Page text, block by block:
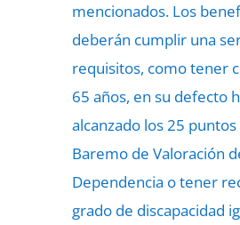
mencionados. Los
deberán cumplir una
requisitos, como tener
65 años, en su defecto
alcanzado los 25 puntos
Baremo de Valoración
Dependencia o tener
grado de discapacidad